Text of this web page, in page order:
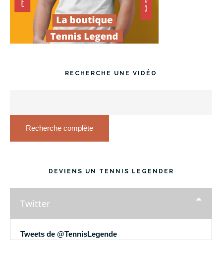
RECHERCHE UNE VIDÉO
Recherche complète
DEVIENS UN TENNIS LEGENDER
Twitter
Tweets de @TennisLegende